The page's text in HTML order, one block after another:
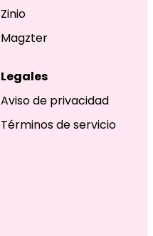
Zinio
Magzter
Legales
Aviso de privacidad
Términos de servicio